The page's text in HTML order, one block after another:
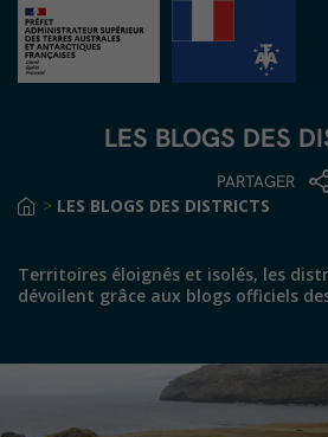
LES BLOGS DES
PARTAGER
> LES BLOGS DES DISTRICTS
Territoires éloignés et isolés, les
dévoilent grâce aux blogs officiels